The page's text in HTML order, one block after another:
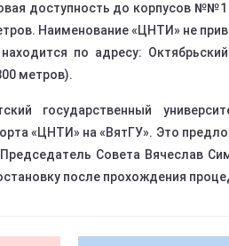
доступность до корпусов
Наименование «ЦНТИ» не
по адресу:
метров).
государственный
«ЦНТИ» на «ВятГУ». Это
Совета Вячеслав
после прохождения